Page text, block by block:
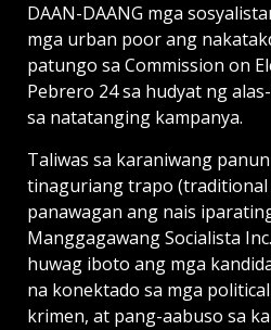
DAAN-DAANG mga
mga urban poor ang
patungo sa Commission on
Pebrero 24 sa hudyat ng
sa natatanging kampanya.
Taliwas sa karaniwang
tinaguriang trapo (traditional
panawagan ang nais
Manggagawang Socialista
huwag iboto ang mga
na konektado sa mga
krimen, at pang-aabuso sa